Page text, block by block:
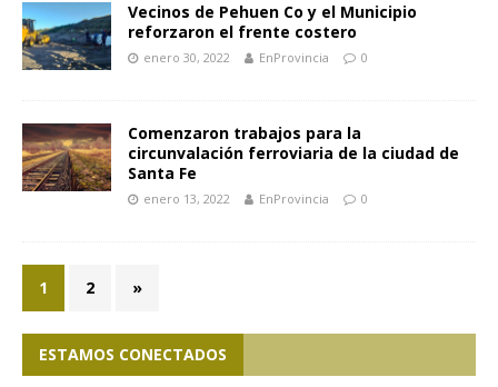
Vecinos de Pehuen Co y el Municipio
reforzaron el frente costero
enero 30, 2022 EnProvincia 0
Comenzaron trabajos para la
circunvalación ferroviaria de la ciudad de
Santa Fe
enero 13, 2022 EnProvincia 0
1 2 »
ESTAMOS CONECTADOS